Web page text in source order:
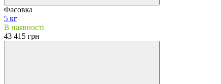
Фасовка
5 кг
В наявності
43 415 грн